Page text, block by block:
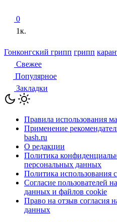
0
1к.
Гонконгский грипп грипп
Свежее
Популярное
Закладки
Правила использования
Применение
bash.ru
О редакции
Политика
персональных данных
Политика использования
Согласие пользователей
данных и файлов cookie
Право на отзыв согласия
данных